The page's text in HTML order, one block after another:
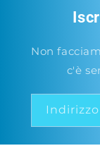
Non
c'è